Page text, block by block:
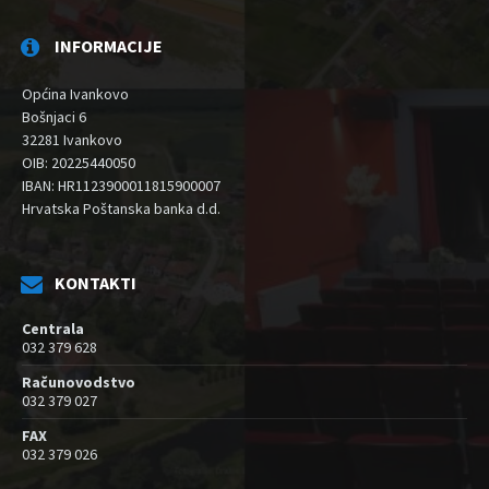
INFORMACIJE
Općina Ivankovo
Bošnjaci 6
32281 Ivankovo
OIB: 20225440050
IBAN: HR1123900011815900007
Hrvatska Poštanska banka d.d.
KONTAKTI
Centrala
032 379 628
Računovodstvo
032 379 027
FAX
032 379 026